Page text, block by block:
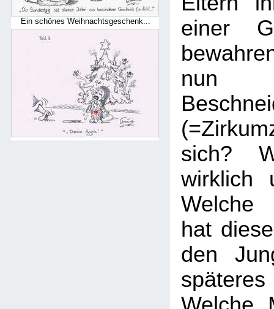
Ein schönes Weihnachtsgeschenk...
einer
nun
sich?
wirklich
Welche
hat
den